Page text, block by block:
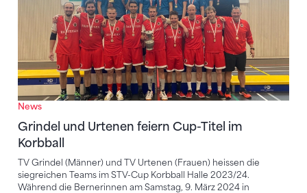
News
Grindel und Urtenen feiern Cup-Titel im
Korbball
TV Grindel (Männer) und TV Urtenen (Frauen) heissen die
siegreichen Teams im STV-Cup Korbball Halle 2023/24.
Während die Bernerinnen am Samstag, 9. März 2024 in